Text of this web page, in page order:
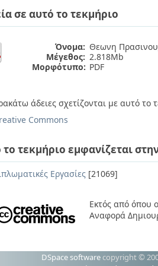
σε αυτό το τεκμήριο
Όνομα: Θεωνη
Μέγεθος: 2.818Mb
Μορφότυπο: PDF
άδειες σχετίζονται με αυτό το
Commons
το τεκμήριο εμφανίζεται
Εργασίες [21069]
Εκτός από όπου
Αναφορά
DSpace software copyright ©